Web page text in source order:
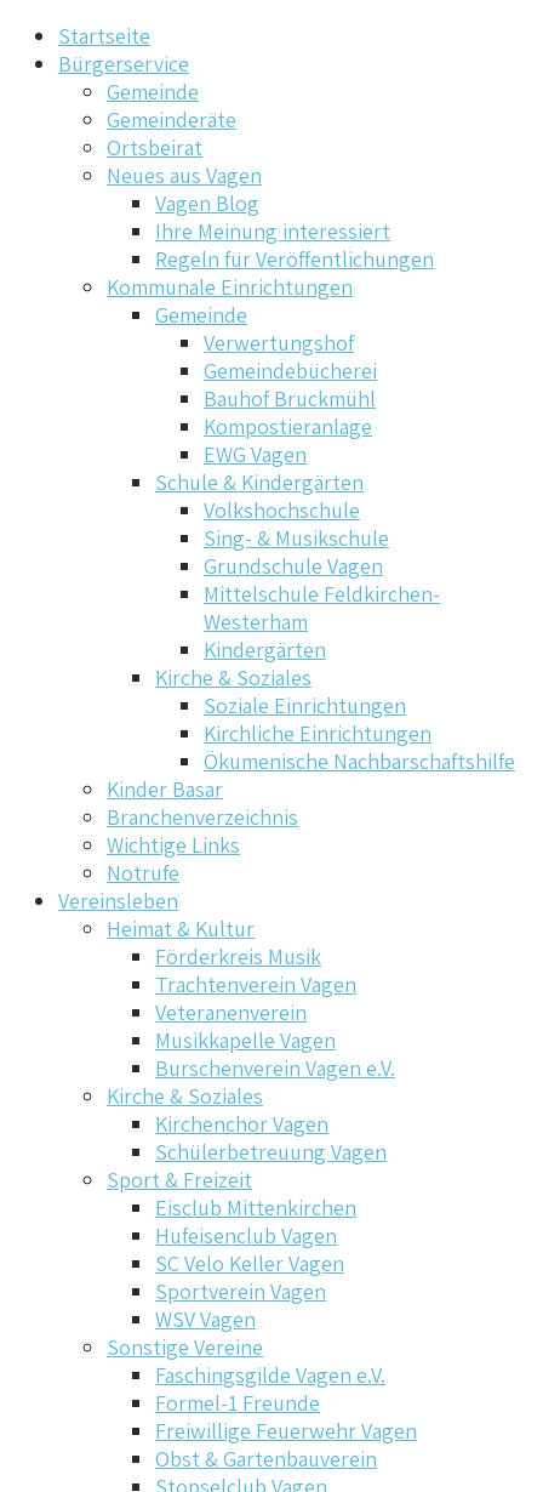
Startseite
Bürgerservice
Gemeinde
Gemeinderäte
Ortsbeirat
Neues aus Vagen
Vagen Blog
Ihre Meinung interessiert
Regeln für Veröffentlichungen
Kommunale Einrichtungen
Gemeinde
Verwertungshof
Gemeindebücherei
Bauhof Bruckmühl
Kompostieranlage
EWG Vagen
Schule & Kindergärten
Volkshochschule
Sing- & Musikschule
Grundschule Vagen
Mittelschule Feldkirchen-
Westerham
Kindergärten
Kirche & Soziales
Soziale Einrichtungen
Kirchliche Einrichtungen
Ökumenische Nachbarschaftshilfe
Kinder Basar
Branchenverzeichnis
Wichtige Links
Notrufe
Vereinsleben
Heimat & Kultur
Förderkreis Musik
Trachtenverein Vagen
Veteranenverein
Musikkapelle Vagen
Burschenverein Vagen e.V.
Kirche & Soziales
Kirchenchor Vagen
Schülerbetreuung Vagen
Sport & Freizeit
Eisclub Mittenkirchen
Hufeisenclub Vagen
SC Velo Keller Vagen
Sportverein Vagen
WSV Vagen
Sonstige Vereine
Faschingsgilde Vagen e.V.
Formel-1 Freunde
Freiwillige Feuerwehr Vagen
Obst & Gartenbauverein